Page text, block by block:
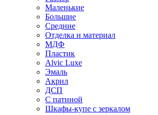
Маленькие
Большие
Средние
Отделка и материал
МДФ
Пластик
Alvic Luxe
Эмаль
Акрил
ДСП
С патиной
Шкафы-купе с зеркалом